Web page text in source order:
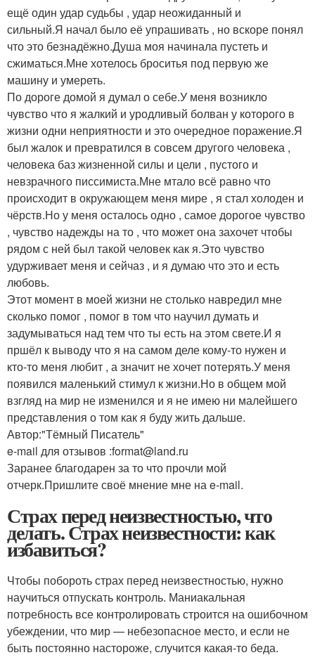
ещё один удар судьбы , удар неожиданный и
сильный.Я начал было её упрашивать , но вскоре понял
что это безнадёжно.Душа моя начинала пустеть и
сжиматься.Мне хотелось броситья под первую же
машину и умереть.
По дороге домой я думал о себе.У меня возникло
чувство что я жалкий и уродливый болван у которого в
жизни одни неприятности и это очередное поражение.Я
был жалок и превратился в совсем другого человека ,
человека баз жизненной силы и цели , пустого и
невзрачного писсимиста.Мне мтало всё равно что
происходит в окружающем меня мире , я стал холоден и
чёрств.Но у меня осталось одно , самое дорогое чувство
, чувство надежды на то , что может она захочет чтобы
рядом с ней был такой человек как я.Это чувство
удурживает меня и сейчаз , и я думаю что это и есть
любовь.
Этот момент в моей жизни не столько навредил мне
сколько помог , помог в том что научил думать и
задумываться над тем что ты есть на этом свете.И я
пршёл к выводу что я на самом деле кому-то нужен и
кто-то меня любит , а значит не хочет потерять.У меня
появился маленький стимул к жизни.Но в общем мой
взгляд на мир не изменился и я не имею ни малейшего
представления о том как я буду жить дальше.
Автор:"Тёмный Писатель"
e-mail для отзывов :format@land.ru
Заранее благодарен за то что прочли мой
отчерк.Пришлите своё мнение мне на e-mail.
Страх перед неизвестностью, что
делать. Страх неизвестности: как
избавиться?
Чтобы побороть страх перед неизвестностью, нужно
научиться отпускать контроль. Маниакальная
потребность все контролировать строится на ошибочном
убеждении, что мир — небезопасное место, и если не
быть постоянно настороже, случится какая-то беда.